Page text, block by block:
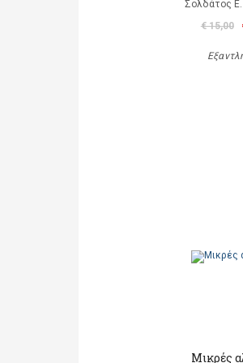
Σολδάτος
€ 15,00
Μικρές